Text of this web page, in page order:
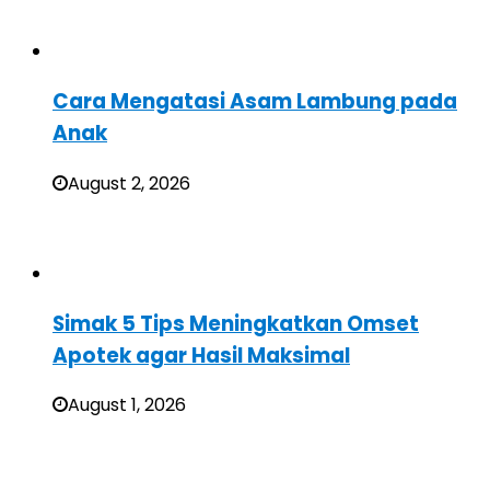
Cara Mengatasi Asam Lambung pada
Anak
August 2, 2026
Simak 5 Tips Meningkatkan Omset
Apotek agar Hasil Maksimal
August 1, 2026